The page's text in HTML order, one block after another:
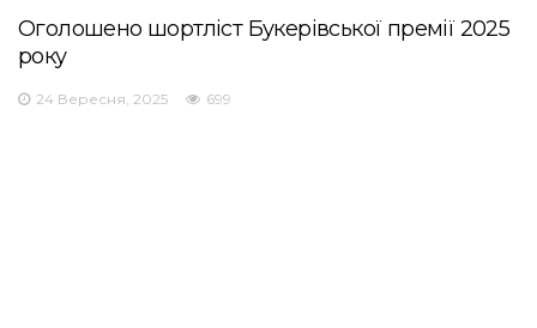
Оголошено шортліст Букерівської премії 2025
року
24 Вересня, 2025 699